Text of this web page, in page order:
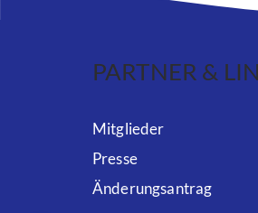
PARTNER &
Mitglieder
Presse
Änderungsantrag